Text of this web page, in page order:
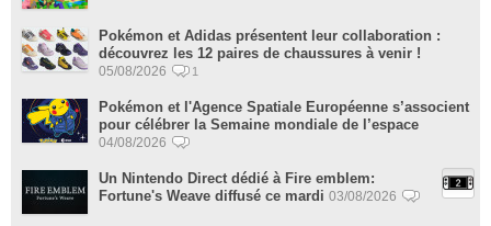
Pokémon et Adidas présentent leur collaboration :
découvrez les 12 paires de chaussures à venir !
05/08/2026 1
Pokémon et l'Agence Spatiale Européenne s’associent
pour célébrer la Semaine mondiale de l’espace
04/08/2026
Un Nintendo Direct dédié à Fire emblem:
Fortune's Weave diffusé ce mardi 03/08/2026